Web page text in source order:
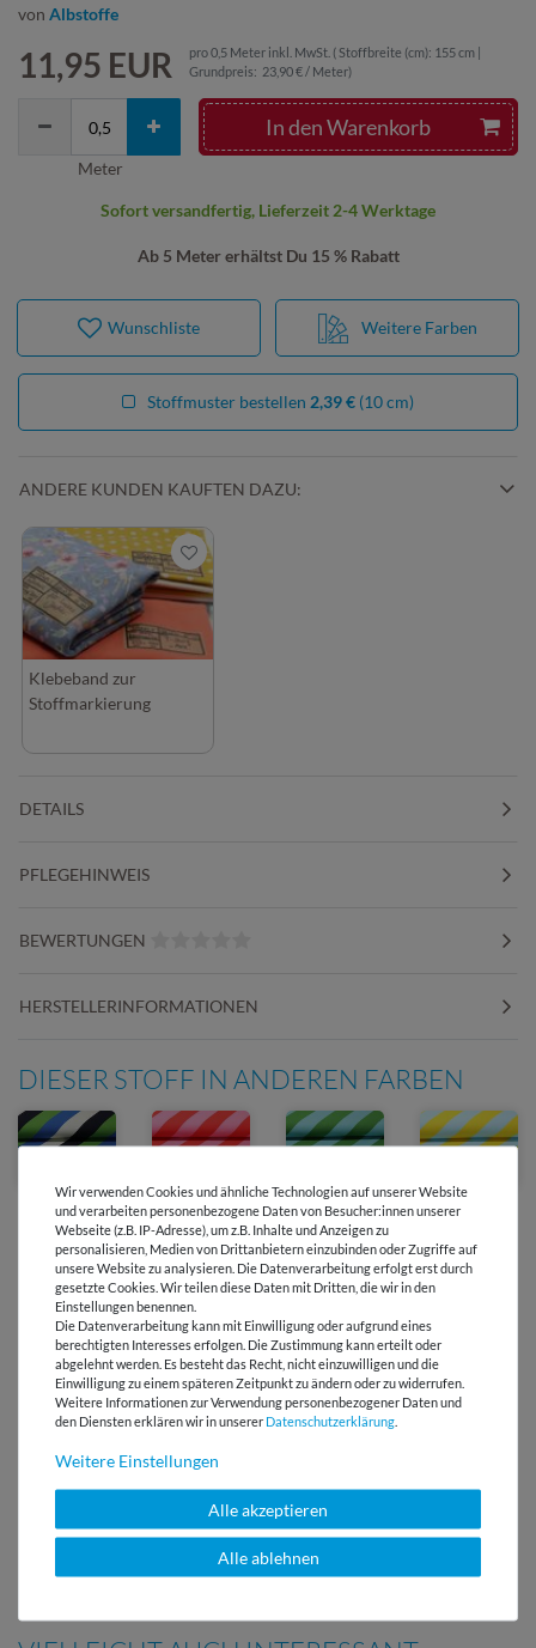
von Albstoffe
11,95 EUR pro0,5 Meter inkl. MwSt. ( Stoffbreite (cm): 155 cm |
Grundpreis: 23,90 € / Meter)
Ab 5 Meter erhältst Du 15 % Rabatt
In den Warenkorb
Meter
Sofort versandfertig, Lieferzeit 2-4 Werktage
Weitere Farben
Wunschliste
Stoffmuster bestellen 2,39 € (10 cm)
ANDERE KUNDEN KAUFTEN DAZU:
Klebeband zur
Stoffmarkierung
DETAILS
PFLEGEHINWEIS
BEWERTUNGEN
HERSTELLERINFORMATIONEN
DIESER STOFF IN ANDEREN FARBEN
Versandkostenfrei ab 60 € -
Lieferung mit DHL
E-Mail Kundenservice
Antwort in 24h
Über 98% positive
Bewertungen
Über 110 Gratis
Schnittmuster für Dich
Wir verwenden Cookies und ähnliche Technologien auf unserer Website
und verarbeiten personenbezogene Daten von Besucher:innen unserer
Webseite (z.B. IP-Adresse), um z.B. Inhalte und Anzeigen zu
personalisieren, Medien von Drittanbietern einzubinden oder Zugriffe auf
unsere Website zu analysieren. Die Datenverarbeitung erfolgt erst durch
gesetzte Cookies. Wir teilen diese Daten mit Dritten, die wir in den
Einstellungen benennen.
Die Datenverarbeitung kann mit Einwilligung oder aufgrund eines
berechtigten Interesses erfolgen. Die Zustimmung kann erteilt oder
abgelehnt werden. Es besteht das Recht, nicht einzuwilligen und die
Einwilligung zu einem späteren Zeitpunkt zu ändern oder zu widerrufen.
Weitere Informationen zur Verwendung personenbezogener Daten und
den Diensten erklären wir in unserer Daten­schutz­erklärung
Weitere Einstellungen
Alle akzeptieren
Alle ablehnen